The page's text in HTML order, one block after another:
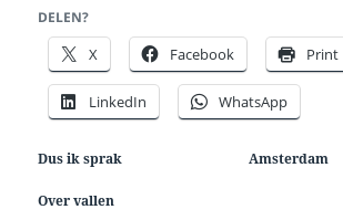
DELEN?
X Facebook Print
LinkedIn WhatsApp
Dus ik sprak Amsterdam
Over vallen